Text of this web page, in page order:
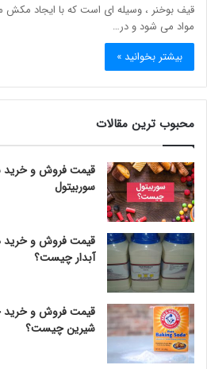
قیف بوخنر ، وسیله ای است که با ایجاد
مواد می شود و در…
بیشتر بخوانید »
محبوب ترین مقالات
سوربیتول
قیمت فروش و خرید
آبدار چیست؟
قیمت فروش و
شیرین چیست؟